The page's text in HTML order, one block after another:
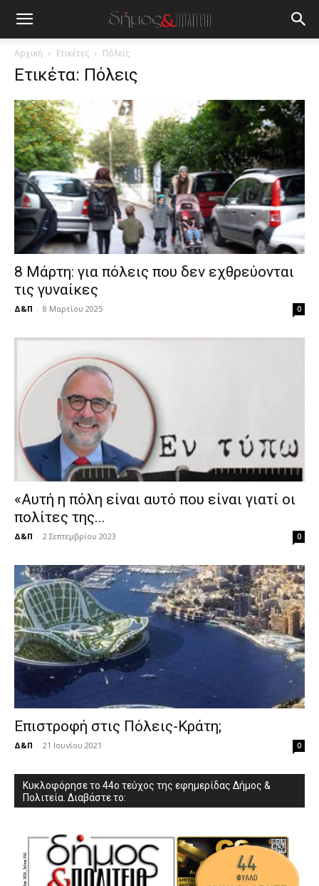
lesbians
very
hot
cam
show. desi
xxx
brandi
lyons
teaches
you
the
meaning
pain.
pornhun
Αρχική Ετικέτες Πόλεις
Ετικέτα: Πόλεις
8 Μάρτη: για πόλεις που δεν εχθρεύονται
τις γυναίκες
Δ&Π - 8 Μαρτίου 2025 0
«Αυτή η πόλη είναι αυτό που είναι γιατί οι
πολίτες της...
Δ&Π - 2 Σεπτεμβρίου 2023 0
Επιστροφή στις Πόλεις-Κράτη;
Δ&Π - 21 Ιουνίου 2021 0
Κυκλοφόρησε το 44ο τεύχος της εφημερίδας Δήμος &
Πολιτεία. Διαβάστε το: